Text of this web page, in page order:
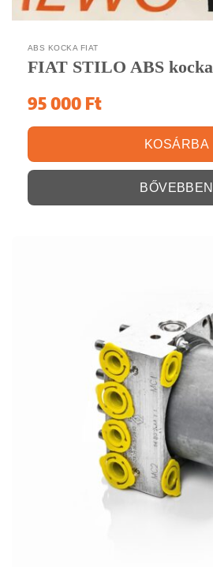
ABS KOCKA FIAT
FIAT STILO ABS kocka
95 000 Ft
KOSÁRBA
BŐVEBBEN